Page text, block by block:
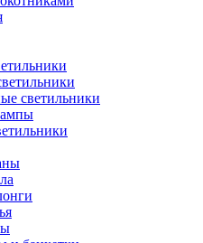
светильники